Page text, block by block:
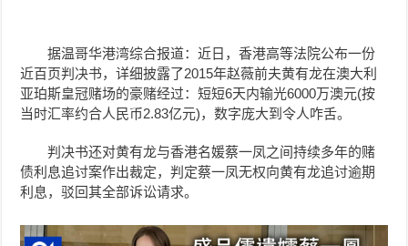
据温哥华港湾综合报道：近日，香港高等法院公布一份
近百页判决书，详细披露了2015年赵薇前夫黄有龙在澳大利
亚珀斯皇冠赌场的豪赌经过：短短6天内输光6000万澳元(按
当时汇率约合人民币2.83亿元)，数字庞大到令人咋舌。
判决书还对黄有龙与香港名媛蔡一凤之间持续多年的赌
债利息追讨案作出裁定，判定蔡一凤无权向黄有龙追讨逾期
利息，驳回其全部诉讼请求。